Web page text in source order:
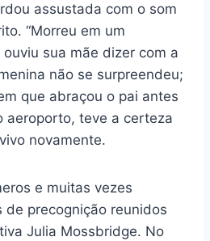
assustada com o som
“Morreu em um
ouviu sua mãe dizer com a
não se surpreendeu;
que abraçou o pai antes
aeroporto, teve a certeza
novamente.
e muitas vezes
de precognição reunidos
Julia Mossbridge. No